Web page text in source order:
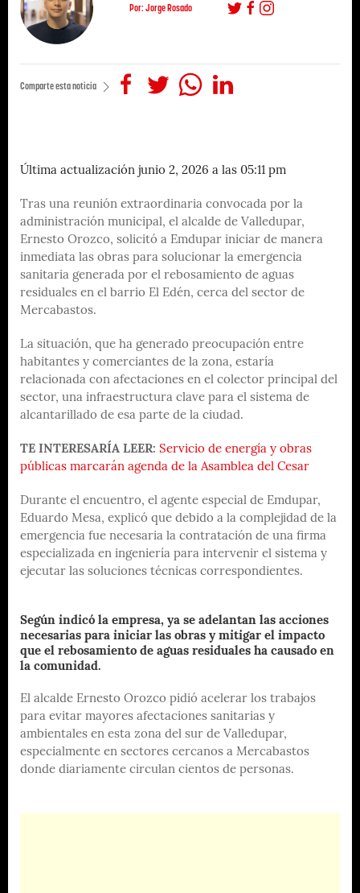
Por: Jorge Rosado
Comparte esta noticia
Última actualización junio 2, 2026 a las 05:11 pm
Tras una reunión extraordinaria convocada por la
administración municipal, el alcalde de Valledupar,
Ernesto Orozco, solicitó a Emdupar iniciar de manera
inmediata las obras para solucionar la emergencia
sanitaria generada por el rebosamiento de aguas
residuales en el barrio El Edén, cerca del sector de
Mercabastos.
La situación, que ha generado preocupación entre
habitantes y comerciantes de la zona, estaría
relacionada con afectaciones en el colector principal del
sector, una infraestructura clave para el sistema de
alcantarillado de esa parte de la ciudad.
TE INTERESARÍA LEER: Servicio de energía y obras
públicas marcarán agenda de la Asamblea del Cesar
Durante el encuentro, el agente especial de Emdupar,
Eduardo Mesa, explicó que debido a la complejidad de la
emergencia fue necesaria la contratación de una firma
especializada en ingeniería para intervenir el sistema y
ejecutar las soluciones técnicas correspondientes.
Según indicó la empresa, ya se adelantan las acciones
necesarias para iniciar las obras y mitigar el impacto
que el rebosamiento de aguas residuales ha causado en
la comunidad.
El alcalde Ernesto Orozco pidió acelerar los trabajos
para evitar mayores afectaciones sanitarias y
ambientales en esta zona del sur de Valledupar,
especialmente en sectores cercanos a Mercabastos
donde diariamente circulan cientos de personas.